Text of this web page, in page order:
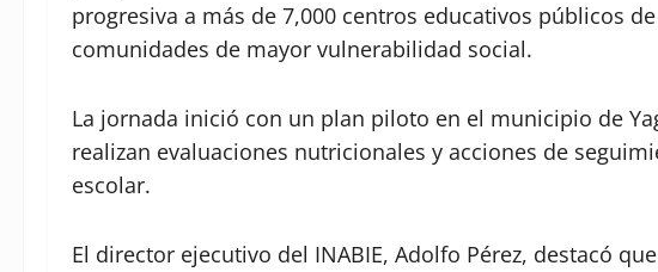
progresiva a más de 7,000 centros educativos públicos
comunidades de mayor vulnerabilidad social.
La jornada inició con un plan piloto en el municipio de
realizan evaluaciones nutricionales y acciones de
escolar.
El director ejecutivo del INABIE, Adolfo Pérez, destacó